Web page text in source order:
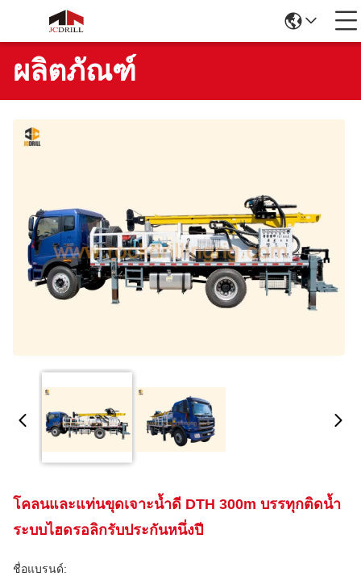
ผลิตภัณฑ์
โคลนและแท่นขุดเจาะน้ำดี DTH 300m บรรทุกติดน้ำ
ระบบไฮดรอลิกรับประกันหนึ่งปี
ชื่อแบรนด์: